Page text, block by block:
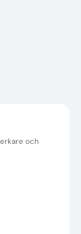
och